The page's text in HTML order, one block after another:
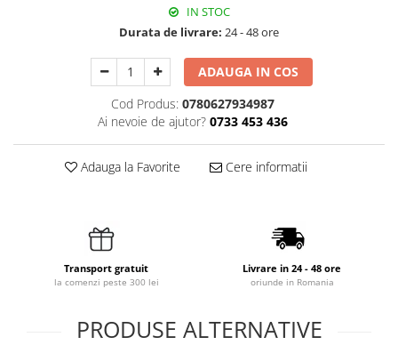
IN STOC
Durata de livrare: 24 - 48 ore
ADAUGA IN COS
Cod Produs: 0780627934987
Ai nevoie de ajutor? 0733 453 436
Adauga la Favorite Cere informatii
Transport gratuit
la comenzi peste 300 lei
Livrare in 24 - 48 ore
oriunde in Romania
PRODUSE ALTERNATIVE